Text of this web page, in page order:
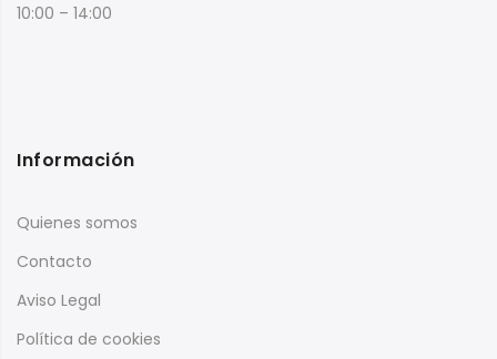
10:00 – 14:00
Información
Quienes somos
Contacto
Aviso Legal
Política de cookies